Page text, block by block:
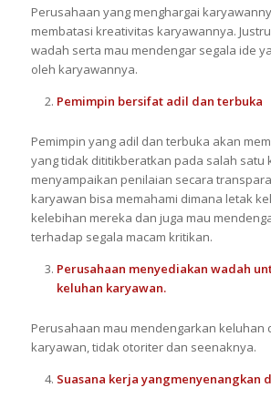
Perusahaan yang menghargai
membatasi kreativitas karyawannya.
wadah serta mau mendengar segala ide
oleh karyawannya.
Pemimpin bersifat adil dan terbuka
Pemimpin yang adil dan terbuka akan
yang tidak dititikberatkan pada salah satu
menyampaikan penilaian secara
karyawan bisa memahami dimana letak
kelebihan mereka dan juga mau
terhadap segala macam kritikan.
Perusahaan menyediakan wadah
keluhan karyawan.
Perusahaan mau mendengarkan keluhan
karyawan, tidak otoriter dan seenaknya.
Suasana kerja yangmenyenangkan